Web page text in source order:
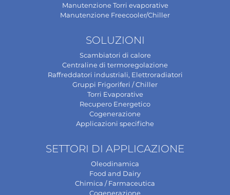
Manutenzione Torri evaporative
Manutenzione Freecooler/Chiller
SOLUZIONI
Scambiatori di calore
Centraline di termoregolazione
Raffreddatori industriali, Elettroradiatori
Gruppi Frigoriferi / Chiller
Torri Evaporative
Recupero Energetico
Cogenerazione
Applicazioni specifiche
SETTORI DI APPLICAZIONE
Oleodinamica
Food and Dairy
Chimica / Farmaceutica
Cogenerazione